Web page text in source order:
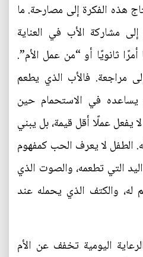
هذه الفكرة إلى مصارحة. ما
مشاركة الأب في العناية
ثانويًا أو “من عمل الأم”.
مراجعة. فالأب الذي يطعم
يساعده في الاستحمام حين
يفعل عملًا أقل قيمة، بل يبني
الطفل لا يعرف الحب كمفهوم
التي تطعمه، والصوت الذي
له، والكتف الذي يحمله عند
اليومية تخفف عن الأم